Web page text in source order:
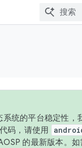
统的平台稳定性，
码，请使用
的最新版本。